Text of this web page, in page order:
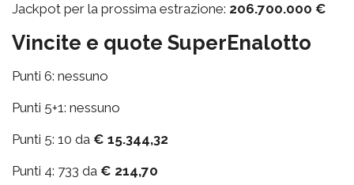
Jackpot per la prossima estrazione: 206.700.000 €
Vincite e quote SuperEnalotto
Punti 6: nessuno
Punti 5+1: nessuno
Punti 5: 10 da € 15.344,32
Punti 4: 733 da € 214,70